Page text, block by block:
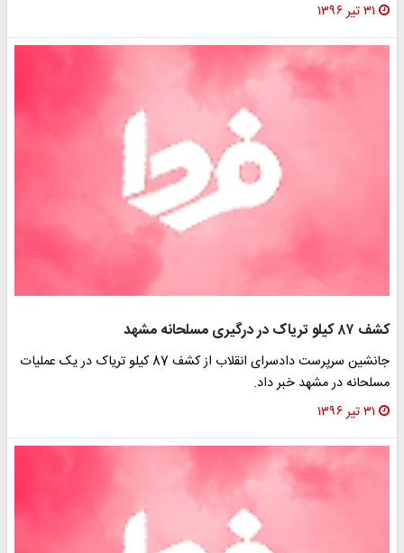
۳۱ تیر ۱۳۹۶
کشف ۸۷ کیلو تریاک در درگیری مسلحانه مشهد
جانشین سرپرست دادسرای انقلاب از کشف 87 کیلو تریاک در یک عملیات
مسلحانه در مشهد خبر داد.
۳۱ تیر ۱۳۹۶